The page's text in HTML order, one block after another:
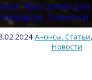
Прогулки
Заметки
Анонсы. Статьи,
Новости